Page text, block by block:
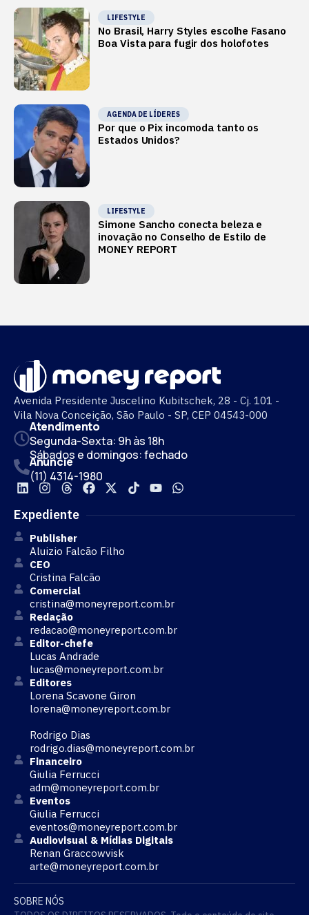
LIFESTYLE
No Brasil, Harry Styles escolhe Fasano
Boa Vista para fugir dos holofotes
AGENDA DE LÍDERES
Por que o Pix incomoda tanto os
Estados Unidos?
LIFESTYLE
Simone Sancho conecta beleza e
inovação no Conselho de Estilo de
MONEY REPORT
Avenida Presidente Juscelino Kubitschek, 28 - Cj. 101 -
Vila Nova Conceição, São Paulo - SP, CEP 04543-000
Atendimento
Segunda-Sexta: 9h às 18h
Sábados e domingos: fechado
Anuncie
(11) 4314-1980
Expediente
Publisher
Aluizio Falcão Filho
CEO
Cristina Falcão
Comercial
cristina@moneyreport.com.br
Redação
redacao@moneyreport.com.br
Editor-chefe
Lucas Andrade
lucas@moneyreport.com.br
Editores
Lorena Scavone Giron
lorena@moneyreport.com.br
Rodrigo Dias
rodrigo.dias@moneyreport.com.br
Financeiro
Giulia Ferrucci
adm@moneyreport.com.br
Eventos
Giulia Ferrucci
eventos@moneyreport.com.br
Audiovisual & Mídias Digitais
Renan Graccowvisk
arte@moneyreport.com.br
SOBRE NÓS